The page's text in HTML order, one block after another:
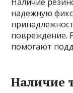
надежную
повреждение.
помогают
Наличие